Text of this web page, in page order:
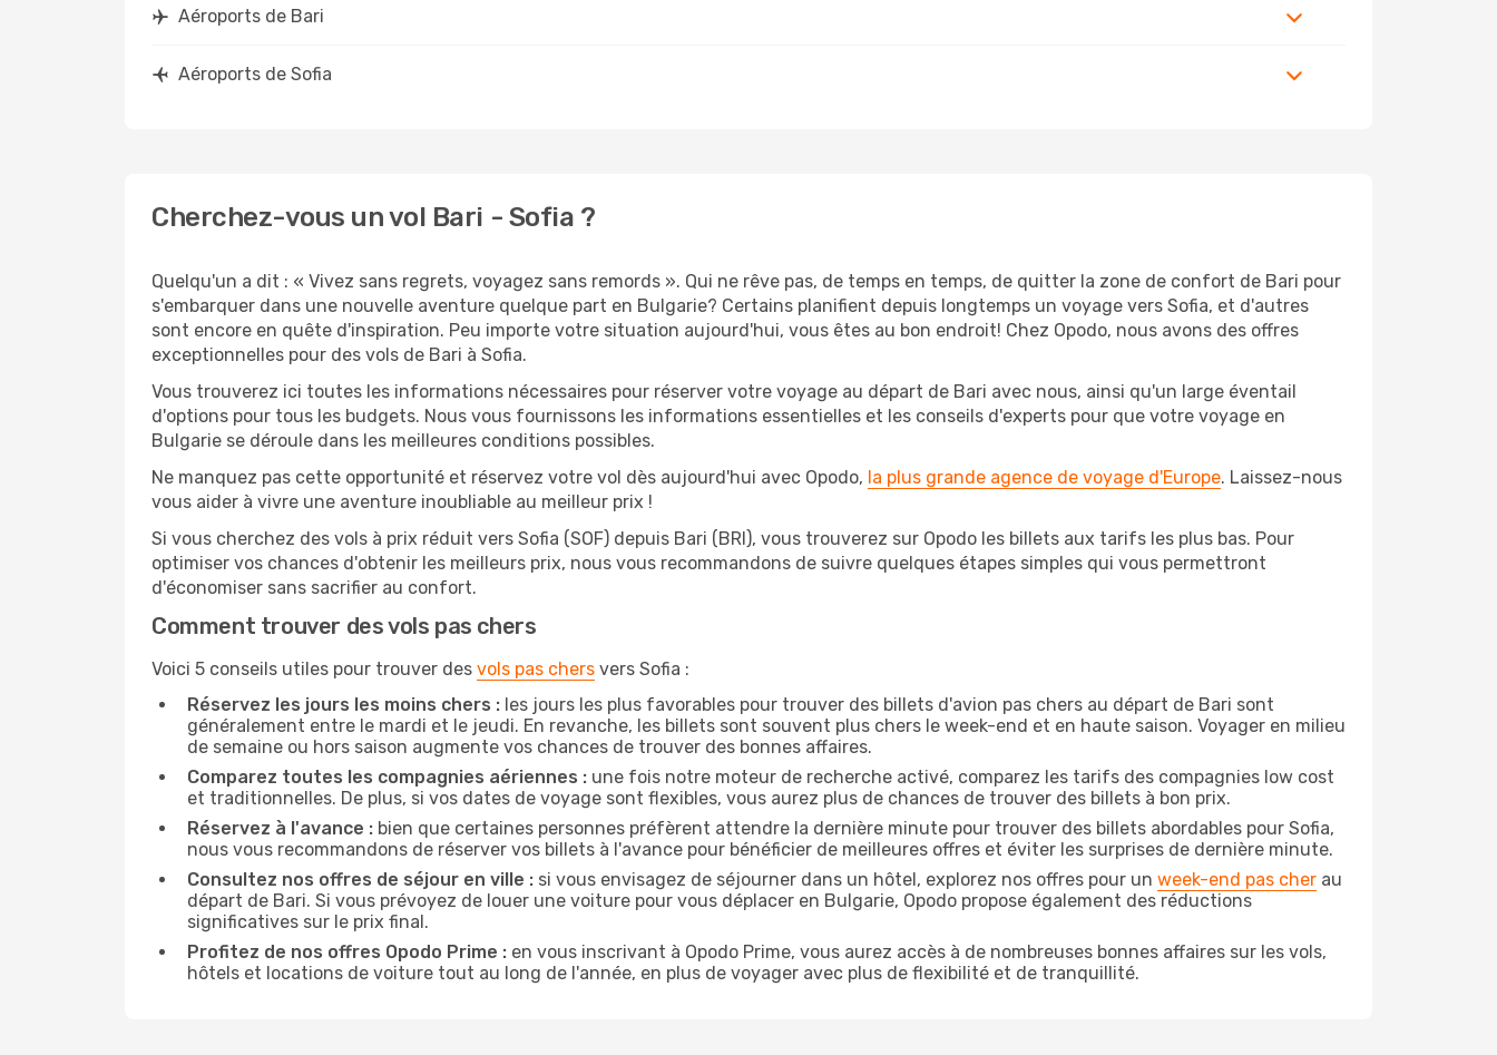
Aéroports de Bari
Aéroports de Sofia
Cherchez-vous un vol Bari - Sofia ?
Quelqu'un a dit : « Vivez sans regrets, voyagez sans remords ». Qui ne rêve pas, de temps en temps, de quitter la zone de confort de Bari pour
s'embarquer dans une nouvelle aventure quelque part en Bulgarie? Certains planifient depuis longtemps un voyage vers Sofia, et d'autres
sont encore en quête d'inspiration. Peu importe votre situation aujourd'hui, vous êtes au bon endroit! Chez Opodo, nous avons des offres
exceptionnelles pour des vols de Bari à Sofia.
Vous trouverez ici toutes les informations nécessaires pour réserver votre voyage au départ de Bari avec nous, ainsi qu'un large éventail
d'options pour tous les budgets. Nous vous fournissons les informations essentielles et les conseils d'experts pour que votre voyage en
Bulgarie se déroule dans les meilleures conditions possibles.
Ne manquez pas cette opportunité et réservez votre vol dès aujourd'hui avec Opodo, la plus grande agence de voyage d'Europe. Laissez-nous
vous aider à vivre une aventure inoubliable au meilleur prix !
Si vous cherchez des vols à prix réduit vers Sofia (SOF) depuis Bari (BRI), vous trouverez sur Opodo les billets aux tarifs les plus bas. Pour
optimiser vos chances d'obtenir les meilleurs prix, nous vous recommandons de suivre quelques étapes simples qui vous permettront
d'économiser sans sacrifier au confort.
Comment trouver des vols pas chers
Voici 5 conseils utiles pour trouver des vols pas chers vers Sofia :
Réservez les jours les moins chers : les jours les plus favorables pour trouver des billets d'avion pas chers au départ de Bari sont
généralement entre le mardi et le jeudi. En revanche, les billets sont souvent plus chers le week-end et en haute saison. Voyager en milieu
de semaine ou hors saison augmente vos chances de trouver des bonnes affaires.
Comparez toutes les compagnies aériennes : une fois notre moteur de recherche activé, comparez les tarifs des compagnies low cost
et traditionnelles. De plus, si vos dates de voyage sont flexibles, vous aurez plus de chances de trouver des billets à bon prix.
Réservez à l'avance : bien que certaines personnes préfèrent attendre la dernière minute pour trouver des billets abordables pour Sofia,
nous vous recommandons de réserver vos billets à l'avance pour bénéficier de meilleures offres et éviter les surprises de dernière minute.
Consultez nos offres de séjour en ville : si vous envisagez de séjourner dans un hôtel, explorez nos offres pour un week-end pas cher au
départ de Bari. Si vous prévoyez de louer une voiture pour vous déplacer en Bulgarie, Opodo propose également des réductions
significatives sur le prix final.
Profitez de nos offres Opodo Prime : en vous inscrivant à Opodo Prime, vous aurez accès à de nombreuses bonnes affaires sur les vols,
hôtels et locations de voiture tout au long de l'année, en plus de voyager avec plus de flexibilité et de tranquillité.